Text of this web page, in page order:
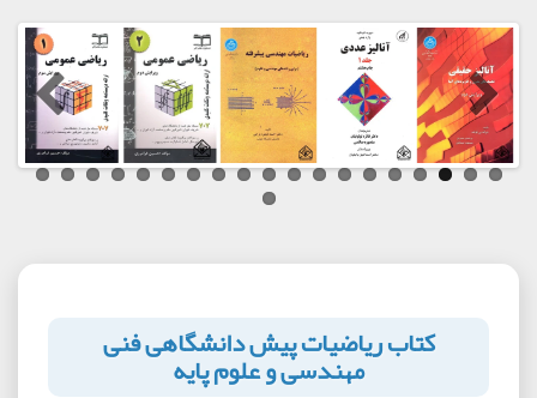
کتاب ریاضیات پیش دانشگاهی فنی
مهندسی و علوم پایه